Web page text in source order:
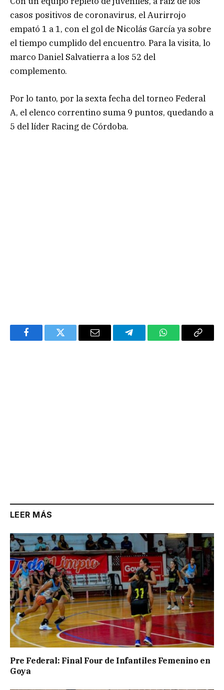
casos positivos de coronavirus, el Aurirrojo
empató 1 a 1, con el gol de Nicolás García ya sobre
el tiempo cumplido del encuentro. Para la visita, lo
marco Daniel Salvatierra a los 52 del
complemento.
Por lo tanto, por la sexta fecha del torneo Federal
A, el elenco correntino suma 9 puntos, quedando a
5 del líder Racing de Córdoba.
FacebookTwitter Email TelegramWhatsAppCopy
LEER MÁS
Pre Federal: Final Four de Infantiles Femenino en
Goya